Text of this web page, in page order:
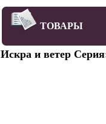
ТОВАРЫ
Искра и ветер